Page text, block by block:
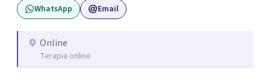
WhatsApp Email
Online
Terapia online